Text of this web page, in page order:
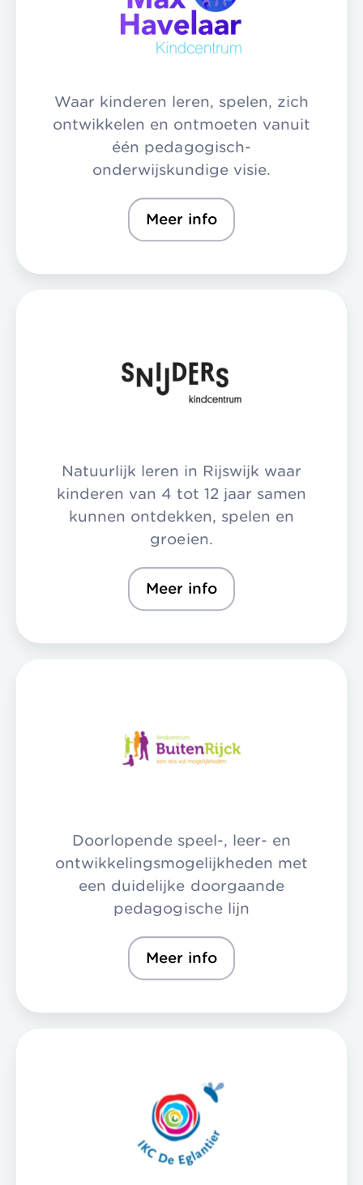
Waar kinderen leren, spelen, zich
ontwikkelen en ontmoeten vanuit
één pedagogisch-
onderwijskundige visie.
Meer info
Natuurlijk leren in Rijswijk waar
kinderen van 4 tot 12 jaar samen
kunnen ontdekken, spelen en
groeien.
Meer info
Doorlopende speel-, leer- en
ontwikkelingsmogelijkheden met
een duidelijke doorgaande
pedagogische lijn
Meer info